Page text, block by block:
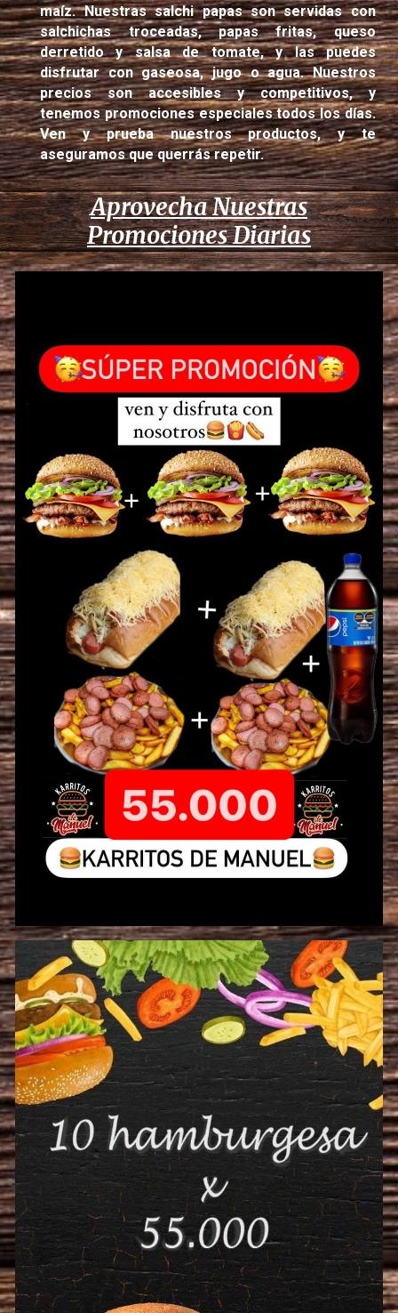
maíz. Nuestras salchi papas son servidas con
salchichas troceadas, papas fritas, queso
derretido y salsa de tomate, y las puedes
disfrutar con gaseosa, jugo o agua. Nuestros
precios son accesibles y competitivos, y
tenemos promociones especiales todos los días.
Ven y prueba nuestros productos, y te
aseguramos que querrás repetir.
Aprovecha Nuestras
Promociones Diarias